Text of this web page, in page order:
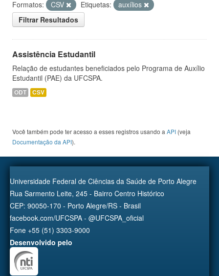
Formatos: CSV Etiquetas:
auxílios
Filtrar Resultados
Assistência Estudantil
Relação de estudantes beneficiados pelo Programa de Auxílio
Estudantil (PAE) da UFCSPA.
ODT CSV
Você também pode ter acesso a esses registros usando a API (veja
Documentação da API).
Universidade Federal de Ciências da Saúde de Porto Alegre
Rua Sarmento Leite, 245 - Bairro Centro Histórico
CEP: 90050-170 - Porto Alegre/RS - Brasil
facebook.com/UFCSPA - @UFCSPA_oficial
Fone +55 (51) 3303-9000
Desenvolvido pelo